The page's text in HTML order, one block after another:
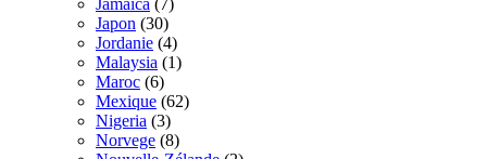
Japon (30)
Jordanie (4)
Malaysia (1)
Maroc (6)
Mexique (62)
Nigeria (3)
Norvege (8)